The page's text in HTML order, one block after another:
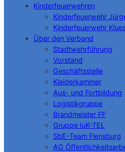
Kinderfeuerwehren
Kinderfeuerwehr
Kinderfeuerwehr
Über den Verband
Stadtwehrführung
Vorstand
Geschäftsstelle
Kleiderkammer
Aus- und Fortbildung
Logistikgruppe
Brandmeister FF
Gruppe IuK-TEL
SbE-Team Flensburg
AG